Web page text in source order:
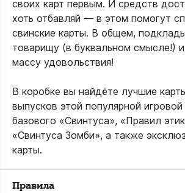
своих карт первым. И средств
хоть отбавляй — в этом помогут
свинские карты. В общем,
товарищу (в буквальном смысле!)
массу удовольствия!
В коробке вы найдёте лучшие
выпусков этой популярной игровой
базового «Свинтуса», «Правил
«Свинтуса Зомби», а также
карты.
Правила